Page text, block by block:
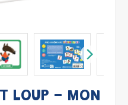
LOUP - MON